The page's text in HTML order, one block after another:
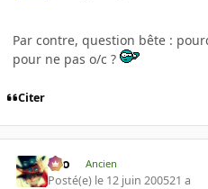
Par contre, question bête :
pour ne pas o/c ?
Citer
eYo Ancien
Posté(e) le 12 juin 200521 a